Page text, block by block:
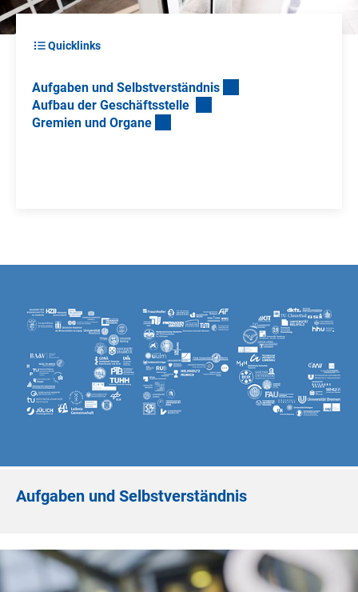
Quicklinks
Aufgaben und Selbstverständnis
Aufbau der Geschäftsstelle
Gremien und Organe
Über uns
Aufgaben und Selbstverständnis